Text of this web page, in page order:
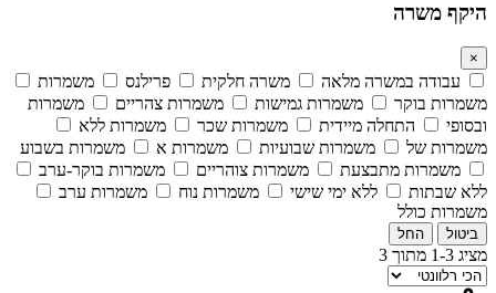
היקף משרה
×
עבודה במשרה מלאה משרה חלקית פרילנס
משמרות
משמרות בוקר
משמרות גמישות משמרות צהריים
משמרות
ובסופי
התחלה מיידית משמרות שכר
משמרות ללא
משמרות של
משמרות שבועיות משמרות א
משמרות בשבוע
משמרות מתבצעת
משמרות צוהריים
משמרות בוקר-ערב
ללא שבתות
ללא ימי שישי משמרות נוח
משמרות ערב
משמרות כולל
ביטול החל
מציג 1-3 מתוך 3